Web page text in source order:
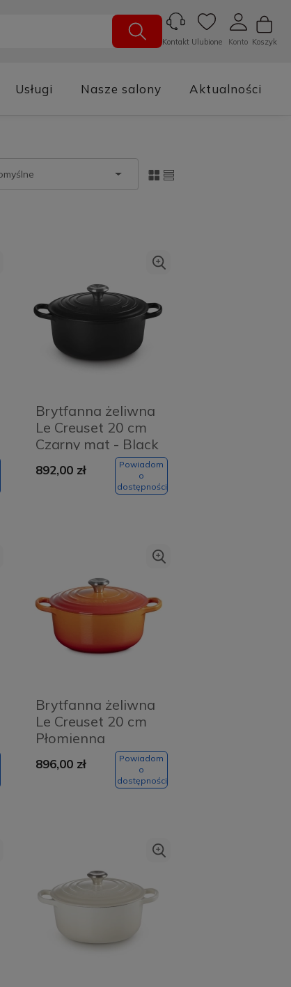
Koszyk
Konto
Ulubione
Kontakt
Usługi Nasze salony Aktualności
Brytfanna żeliwna
Le Creuset 20 cm
Czarny mat - Black
892,00 zł
Powiadom
o
dostępności
Brytfanna żeliwna
Le Creuset 20 cm
Płomienna
czerwień - Flaming
red
896,00 zł
Powiadom
o
dostępności